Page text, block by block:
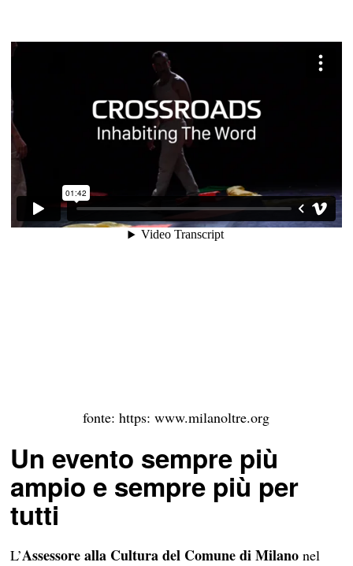
fonte: https: www.milanoltre.org
Un evento sempre più
ampio e sempre più per
tutti
L’Assessore alla Cultura del Comune di Milano nel